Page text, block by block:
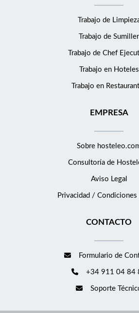
Trabajo de
Trabajo de Sumiller
Trabajo de Chef
Trabajo en Hoteles
Trabajo en
EMPRESA
Sobre
Consultoría de
Aviso Legal
Privacidad / Condiciones
CONTACTO
Formulario de
+34 911 04 84
Soporte